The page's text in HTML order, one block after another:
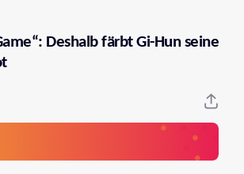
Deshalb färbt Gi-Hun seine